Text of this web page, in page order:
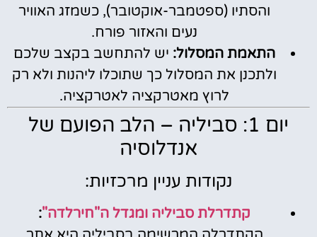
והסתיו (ספטמבר-אוקטובר), כשמזג האוויר
נעים והאזור פורח.
התאמת המסלול: יש להתחשב בקצב שלכם
ולתכנן את המסלול כך שתוכלו ליהנות ולא רק
לרוץ מאטרקציה לאטרקציה.
יום 1: סביליה – הלב הפועם של
אנדלוסיה
נקודות עניין מרכזיות:
קתדרלת סביליה ומגדל ה"חירלדה":